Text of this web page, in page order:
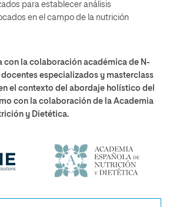
para establecer análisis
en el campo de la nutrición
con la colaboración académica de N-
docentes especializados y masterclass
el contexto del abordaje holístico del
con la colaboración de la Academia
y Dietética.